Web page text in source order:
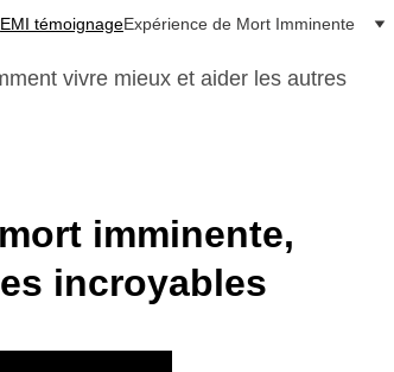
EMI témoignageExpérience de Mort Imminente
vivre mieux et aider les autres
imminente,
incroyables